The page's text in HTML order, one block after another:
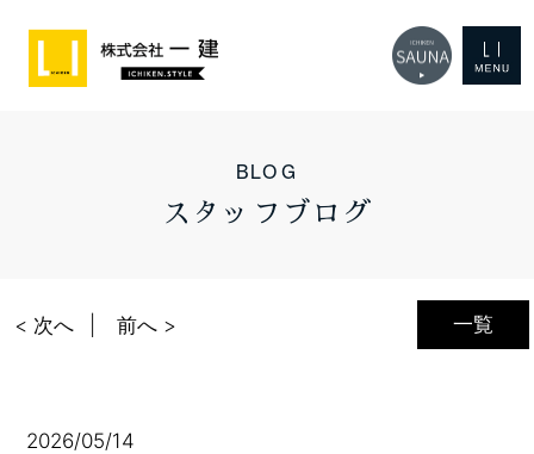
BLOG
スタッフブログ
一覧
< 次へ 前へ >
2026/05/14